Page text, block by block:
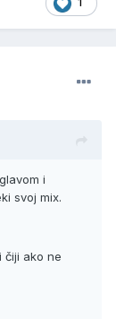
i
svoj mix.
čiji ako ne